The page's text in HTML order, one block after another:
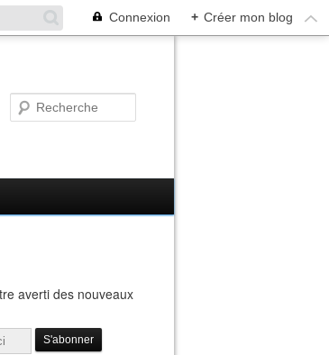
Connexion + Créer mon blog
averti des nouveaux